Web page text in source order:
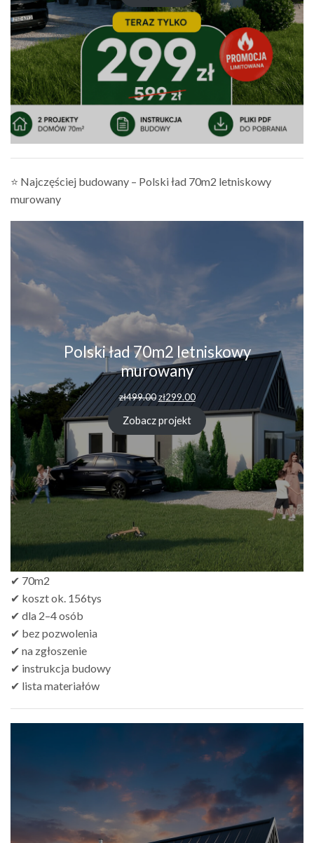
⭐ Najczęściej budowany – Polski ład 70m2 letniskowy
murowany
Polski ład 70m2 letniskowy
murowany
zł499.00Pierwotna
cena
wynosiła:
zł499.00.
zł299.00Aktualna
cena
wynosi:
zł299.00.
Zobacz projekt
✔ 70m2
✔ koszt ok. 156tys
✔ dla 2–4 osób
✔ bez pozwolenia
✔ na zgłoszenie
✔ instrukcja budowy
✔ lista materiałów